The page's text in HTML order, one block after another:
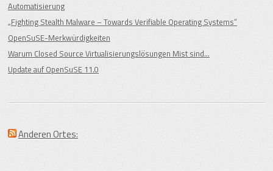
Automatisierung
„Fighting Stealth Malware – Towards Verifiable Operating Systems“
OpenSuSE-Merkwürdigkeiten
Warum Closed Source Virtualisierungslösungen Mist sind…
Update auf OpenSuSE 11.0
Anderen Ortes: